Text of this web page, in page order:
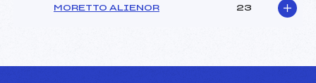
MORETTO ALIENOR 23